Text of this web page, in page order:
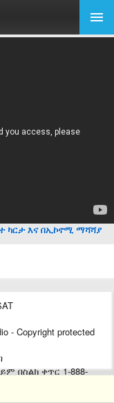
ካርታ እና በኢኮኖሚ ማሻሻያ
- Copyright protected
በስልክ ቀጥር ‎‎1-888-